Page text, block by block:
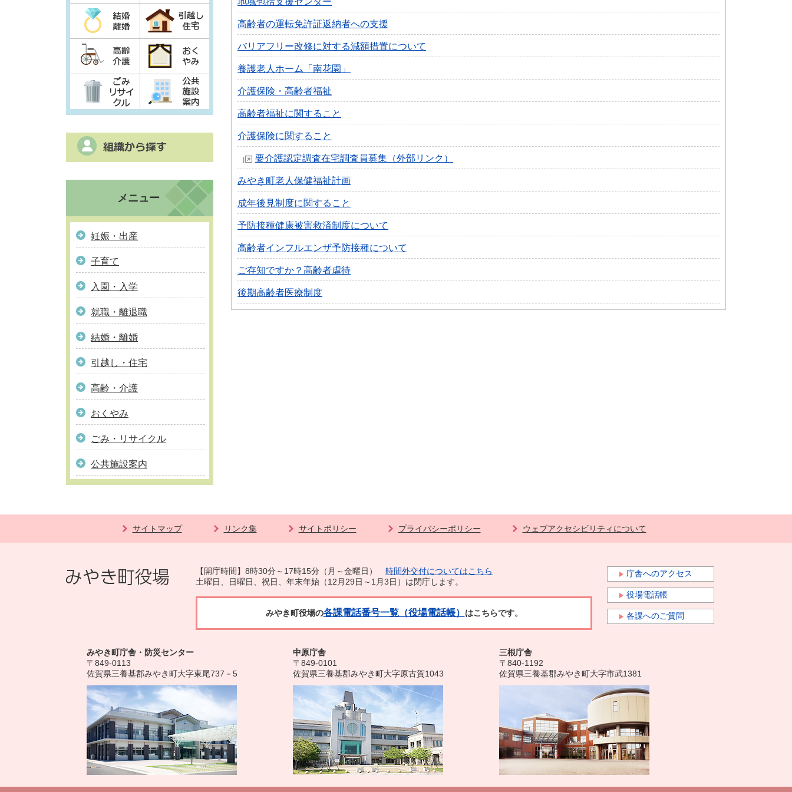
メニュー
妊娠・出産
子育て
入園・入学
就職・離退職
結婚・離婚
引越し・住宅
高齢・介護
おくやみ
ごみ・リサイクル
公共施設案内
高齢者の運転免許証返納者への支援
バリアフリー改修に対する減額措置について
養護老人ホーム「南花園」
介護保険・高齢者福祉
高齢者福祉に関すること
介護保険に関すること
要介護認定調査在宅調査員募集（外部リンク）
みやき町老人保健福祉計画
成年後見制度に関すること
予防接種健康被害救済制度について
高齢者インフルエンザ予防接種について
ご存知ですか？高齢者虐待
後期高齢者医療制度
サイトマップ リンク集 サイトポリシー プライバシーポリシー ウェブアクセシビリティについて
【開庁時間】8時30分～17時15分（月～金曜日） 時間外交付についてはこちら
土曜日、日曜日、祝日、年末年始（12月29日～1月3日）は閉庁します。
みやき町役場の各課電話番号一覧（役場電話帳） はこちらです。
庁舎へのアクセス
役場電話帳
各課へのご質問
みやき町庁舎・防災センター
〒849-0113
佐賀県三養基郡みやき町大字東尾737－5
中原庁舎
〒849-0101
佐賀県三養基郡みやき町大字原古賀1043
三根庁舎
〒840-1192
佐賀県三養基郡みやき町大字市武1381